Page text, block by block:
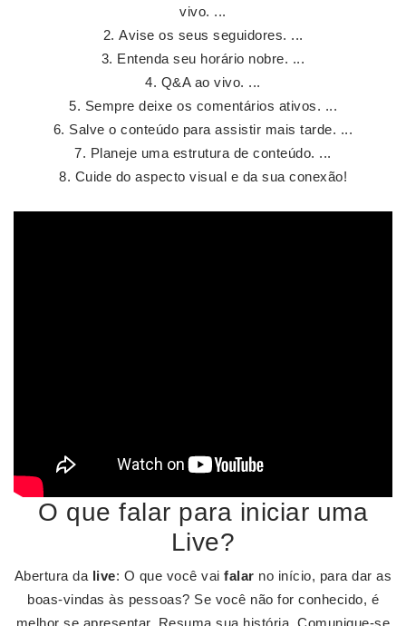
vivo. ...
Avise os seus seguidores. ...
Entenda seu horário nobre. ...
Q&A ao vivo. ...
Sempre deixe os comentários ativos. ...
Salve o conteúdo para assistir mais tarde. ...
Planeje uma estrutura de conteúdo. ...
Cuide do aspecto visual e da sua conexão!
O que falar para iniciar uma
Live?
Abertura da live: O que você vaifalar no início, para dar as
boas-vindas às pessoas? Se você não for conhecido, é
melhor se apresentar. Resuma sua história. Comunique-se